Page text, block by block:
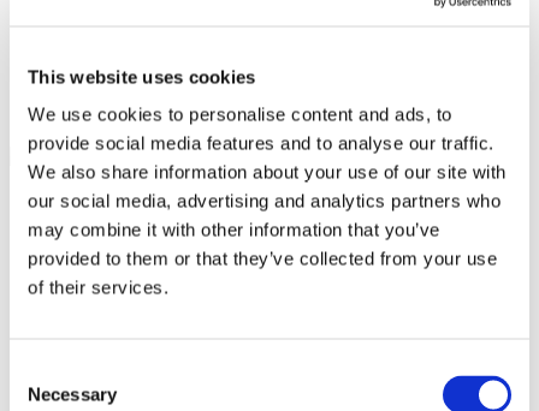
This website uses cookies
We use cookies to personalise content and ads, to
provide social media features and to analyse our traffic.
We also share information about your use of our site with
our social media, advertising and analytics partners who
may combine it with other information that you’ve
provided to them or that they’ve collected from your use
of their services.
Selection
Necessary